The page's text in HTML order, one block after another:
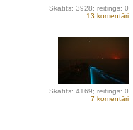
Skatīts: 3928; reitings: 0
13 komentāri
Skatīts: 4169; reitings: 0
7 komentāri